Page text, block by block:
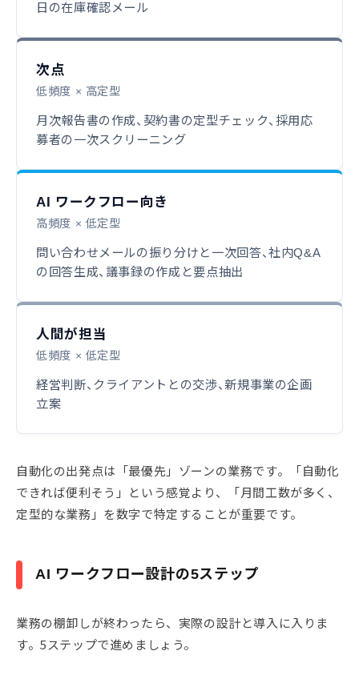
日の在庫確認メール
次点
低頻度 × 高定型
月次報告書の作成、契約書の定型チェック、採用応
募者の一次スクリーニング
AI ワークフロー向き
高頻度 × 低定型
問い合わせメールの振り分けと一次回答、社内Q&A
の回答生成、議事録の作成と要点抽出
人間が担当
低頻度 × 低定型
経営判断、クライアントとの交渉、新規事業の企画
立案
自動化の出発点は「最優先」ゾーンの業務です。「自動化
できれば便利そう」という感覚より、「月間工数が多く、
定型的な業務」を数字で特定することが重要です。
AI ワークフロー設計の5ステップ
業務の棚卸しが終わったら、実際の設計と導入に入りま
す。5ステップで進めましょう。